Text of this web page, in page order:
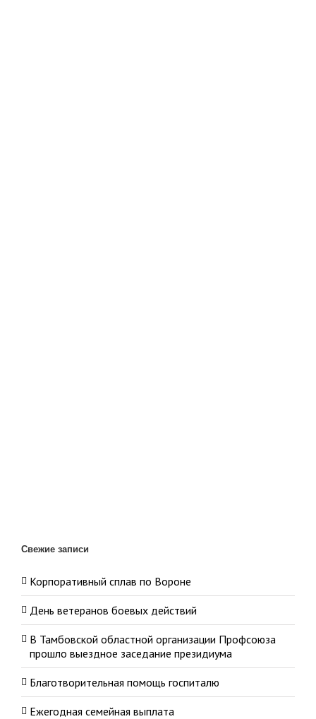
Свежие записи
Корпоративный сплав по Вороне
День ветеранов боевых действий
В Тамбовской областной организации Профсоюза
прошло выездное заседание президиума
Благотворительная помощь госпиталю
Ежегодная семейная выплата